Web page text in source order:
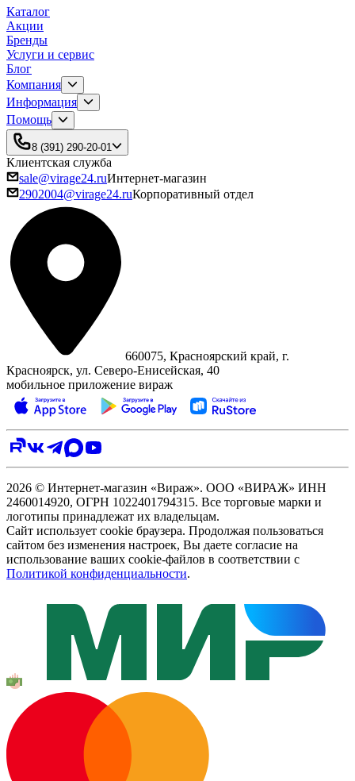
Каталог
Акции
Бренды
Услуги и сервис
Блог
Компания
Информация
Помощь
8 (391) 290-20-01
Клиентская служба
sale@virage24.ruИнтернет-магазин
2902004@virage24.ruКорпоративный отдел
660075, Красноярский край, г.
Красноярск, ул. Северо‑Енисейская, 40
мобильное приложение вираж
2026 © Интернет-магазин «Вираж». ООО «ВИРАЖ» ИНН
2460014920, ОГРН 1022401794315. Все торговые марки и
логотипы принадлежат их владельцам.
Сайт использует cookie браузера. Продолжая пользоваться
сайтом без изменения настроек, Вы даете согласие на
использование ваших cookie-файлов в соответствии с
Политикой конфиденциальности.